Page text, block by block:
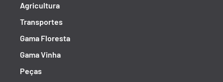
Agricultura
Transportes
Gama Floresta
Gama Vinha
Peças